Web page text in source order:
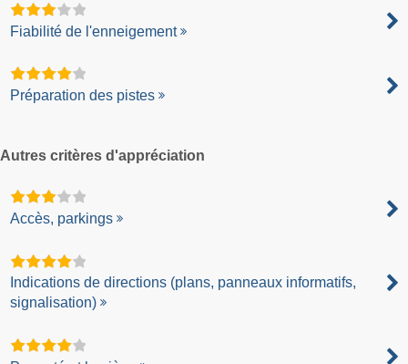
Fiabilité de l'enneigement
Préparation des pistes
Autres critères d'appréciation
Accès, parkings
Indications de directions (plans, panneaux informatifs,
signalisation)